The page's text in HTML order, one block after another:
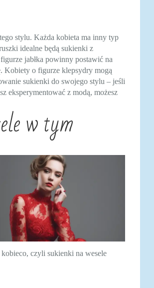
stylu. Każda kobieta ma inny typ
idealne będą sukienki z
jabłka powinny postawić na
Kobiety o figurze klepsydry mogą
sukienki do swojego stylu – jeśli
eksperymentować z modą, możesz
w tym
czyli sukienki na wesele